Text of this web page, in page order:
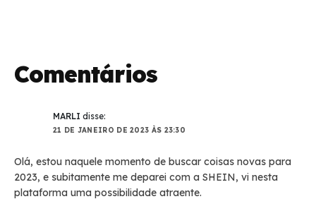
Comentários
MARLI disse:
21 DE JANEIRO DE 2023 ÀS 23:30
Olá, estou naquele momento de buscar coisas novas para
2023, e subitamente me deparei com a SHEIN, vi nesta
plataforma uma possibilidade atraente.